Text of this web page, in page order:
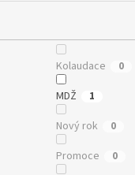
Kolaudace 0
MDŽ 1
Nový rok 0
Promoce 0